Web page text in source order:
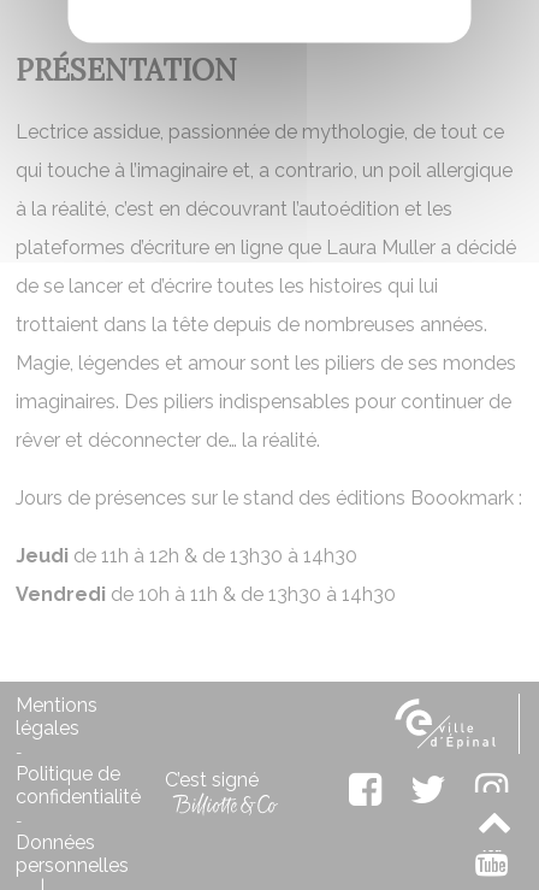
PRÉSENTATION
Lectrice assidue, passionnée de mythologie, de tout ce
qui touche à l’imaginaire et, a contrario, un poil allergique
à la réalité, c’est en découvrant l’autoédition et les
plateformes d’écriture en ligne que Laura Muller a décidé
de se lancer et d’écrire toutes les histoires qui lui
trottaient dans la tête depuis de nombreuses années.
Magie, légendes et amour sont les piliers de ses mondes
imaginaires. Des piliers indispensables pour continuer de
rêver et déconnecter de… la réalité.
Jours de présences sur le stand des éditions Boookmark :
Jeudi de 11h à 12h & de 13h30 à 14h30
Vendredi de 10h à 11h & de 13h30 à 14h30
Mentions
légales
-
Politique de
confidentialité
-
Données
personnelles
C’est signé